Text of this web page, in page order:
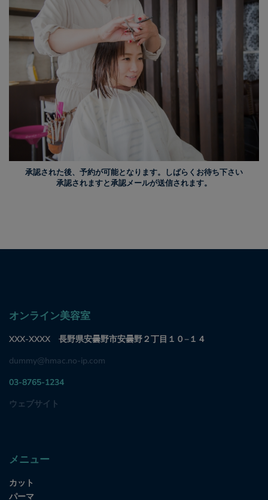
承認された後、予約が可能となります。しばらくお待ち下さい
承認されますと承認メールが送信されます。
オンライン美容室
XXX-XXXX 長野県安曇野市安曇野２丁目１０−１４
dummy@hmac.no-ip.com
03-8765-1234
ウェブサイト
メニュー
カット
パーマ